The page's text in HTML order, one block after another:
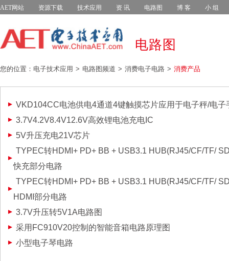
AET网站 资源下载 技术应用 资 讯 电路图 博 客 小 组
电路图
您的位置：电子技术应用 电路图频道 消费电子电路 消费产品
VKD104CC电池供电4通道4键触摸芯片应用于电子秤/电
3.7V4.2V8.4V12.6V高效锂电池充电IC
5V升压充电21V芯片
TYPEC转HDMI+ PD+ BB + USB3.1 HUB(RJ45/CF/TF/
快充部分电路
TYPEC转HDMI+ PD+ BB + USB3.1 HUB(RJ45/CF/TF/
HDMI部分电路
3.7V升压转5V1A电路图
采用FC910V20控制的智能音箱电路原理图
小型电子琴电路